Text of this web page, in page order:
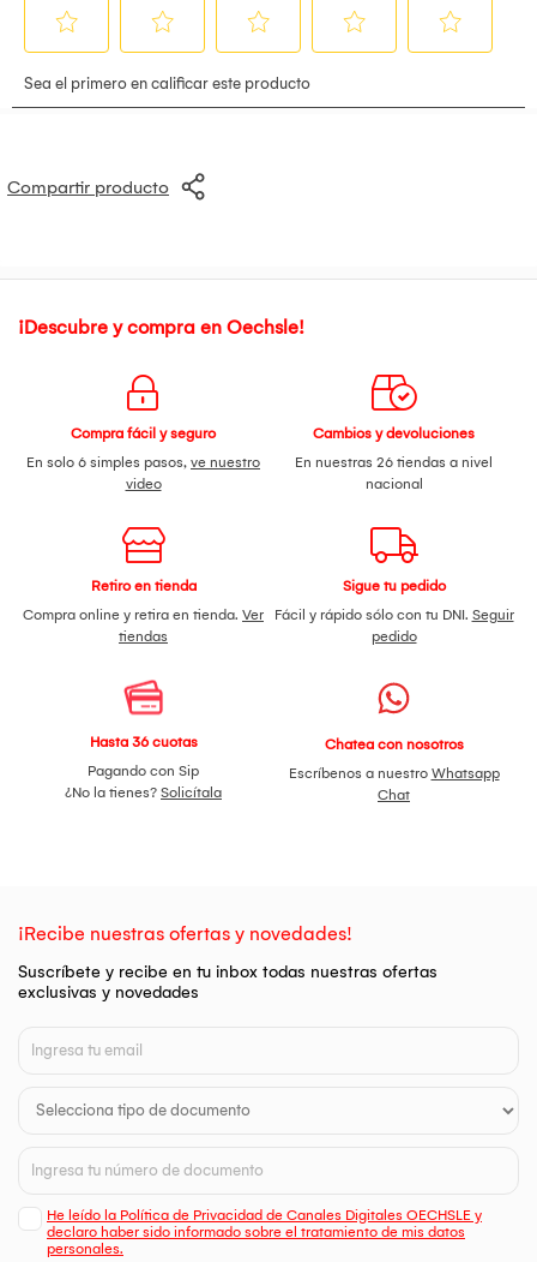
Medidas aproximadas: 9 × 9 cm.
Compartir producto
¡Descubre y compra en Oechsle!
Compra fácil y seguro
En solo 6 simples pasos, ve nuestro
video
Cambios y devoluciones
En nuestras 26 tiendas a nivel
nacional
Retiro en tienda
Compra online y retira en tienda. Ver
tiendas
Sigue tu pedido
Fácil y rápido sólo con tu DNI. Seguir
pedido
Hasta 36 cuotas
Pagando con Sip
¿No la tienes? Solicítala
Chatea con nosotros
Escríbenos a nuestro Whatsapp
Chat
¡Recibe nuestras ofertas y novedades!
Suscríbete y recibe en tu inbox todas nuestras ofertas
exclusivas y novedades
He leído la Política de Privacidad de Canales Digitales OECHSLE y
declaro haber sido informado sobre el tratamiento de mis datos
personales.